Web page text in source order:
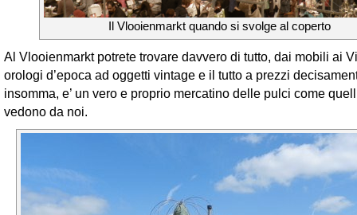
Il Vlooienmarkt quando si svolge al coperto
Al Vlooienmarkt potrete trovare davvero di tutto, dai mobili ai
orologi d’epoca ad oggetti vintage e il tutto a prezzi
insomma, e’ un vero e proprio mercatino delle pulci come
vedono da noi.